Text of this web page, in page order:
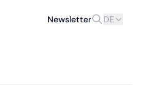
Newsletter DE